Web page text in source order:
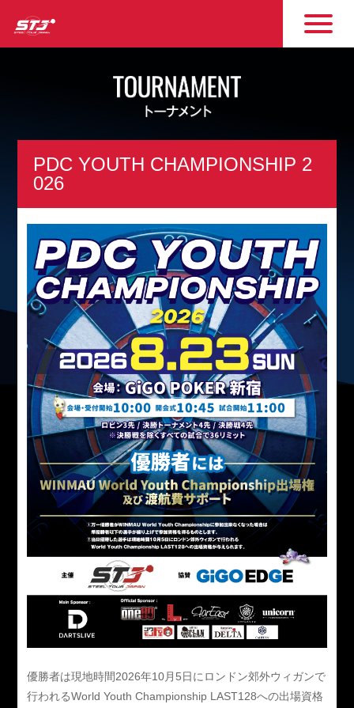
PDC YOUTH CHAMPIONSHIP 2
026
優勝者は現地時間2026年10月5日にロンドン郊外ウィガンで
行われるWorld Youth Championship LAST128への出場資格